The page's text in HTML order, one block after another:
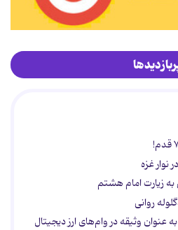
غزه
به زیارت امام هشتم
روانی
عنوان وثیقه در وام‌های ارز دیجیتال